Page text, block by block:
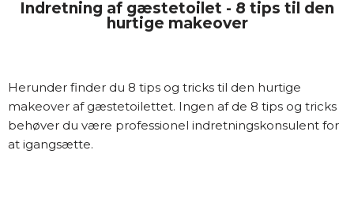
Indretning af gæstetoilet - 8 tips til den
hurtige makeover
Herunder finder du 8 tips og tricks til den hurtige
makeover af gæstetoilettet. Ingen af de 8 tips og tricks
behøver du være professionel indretningskonsulent for
at igangsætte.